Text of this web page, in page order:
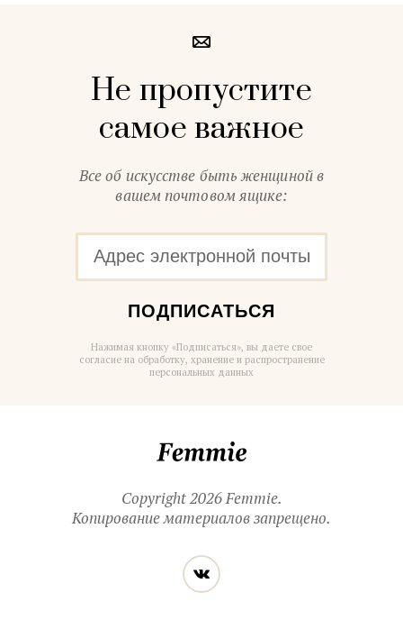
Не пропустите
самое важное
Все об искусстве быть женщиной в
вашем почтовом ящике:
ПОДПИСАТЬСЯ
Нажимая кнопку «Подписаться», вы даете свое
согласие на обработку, хранение и распространение
персональных данных
Copyright 2026 Femmie.
Копирование материалов запрещено.
Читайте
нас
в социальных